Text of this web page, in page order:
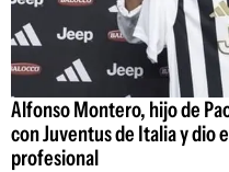
Alfonso Montero, hijo de
con Juventus de Italia y dio
profesional